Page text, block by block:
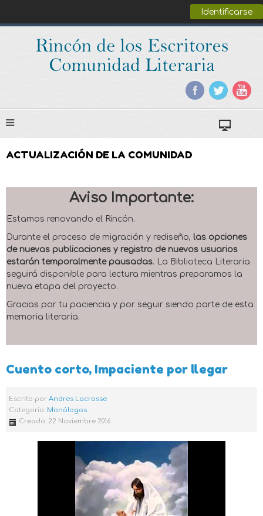
Identificarse
ACTUALIZACIÓN DE LA COMUNIDAD
Aviso Importante:
Estamos renovando el Rincón.
Durante el proceso de migración y rediseño, las opciones
de nuevas publicaciones y registro de nuevos usuarios
estarán temporalmente pausadas. La Biblioteca Literaria
seguirá disponible para lectura mientras preparamos la
nueva etapa del proyecto.
Gracias por tu paciencia y por seguir siendo parte de esta
memoria literaria.
Cuento corto, Impaciente por llegar
Escrito por Andres Lacrosse
Categoría: Monólogos
Creado: 22 Noviembre 2016